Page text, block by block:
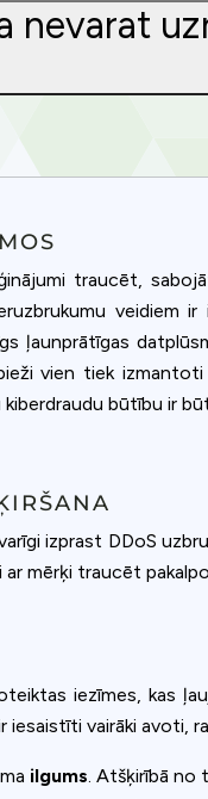
nevarat
traucēt,
veidiem
ļaunprātīgas
vien tiek
būtību ir
izprast DDoS
ar mērķi traucēt
iezīmes, kas
iesaistīti vairāki avoti,
ilgums . Atšķirībā